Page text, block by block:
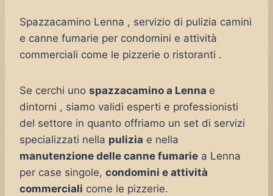
Spazzacamino Lenna , servizio di pulizia camini
e canne fumarie per condomini e attività
commerciali come le pizzerie o ristoranti .
Se cerchi uno spazzacamino a Lenna e
dintorni , siamo validi esperti e professionisti
del settore in quanto offriamo un set di servizi
specializzati nella pulizia e nella
manutenzione delle canne fumarie a Lenna
per case singole, condomini e attività
commerciali come le pizzerie.